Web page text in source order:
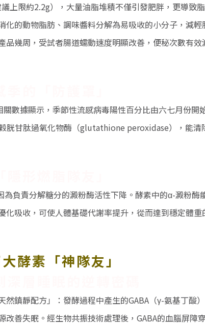
上限約2.2g），大量油脂堆積不僅引發肥胖，更導致
的動物脂肪、調味醬料分解為易吸收的小分子，減輕
品幾周，受試者腸道蠕動速度明顯改善，便秘次數有效
關數據顯示，季節性流感病毒陽性百分比由六七月份開
胱甘肽過氧化物酶（glutathione peroxidase），能清
為負責分解糖分的澱粉酶活性下降。酵素中的α-澱粉酶
吸收，可使人體基礎代謝率提升，從而達到穩定體重
酵素「神隊友」
然鎮靜配方」：發酵過程中產生的GABA （γ-氨基丁酸
善失眠。經生物共振技術處理後， GABA的血腦屏障